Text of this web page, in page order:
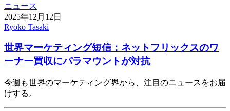
ニュース
2025年12月12日
Ryoko Tasaki
世界マーケティング短信：ネットフリックスのワ
ーナー買収にパラマウントが対抗
今週も世界のマーケティング界から、注目のニュースをお届
けする。